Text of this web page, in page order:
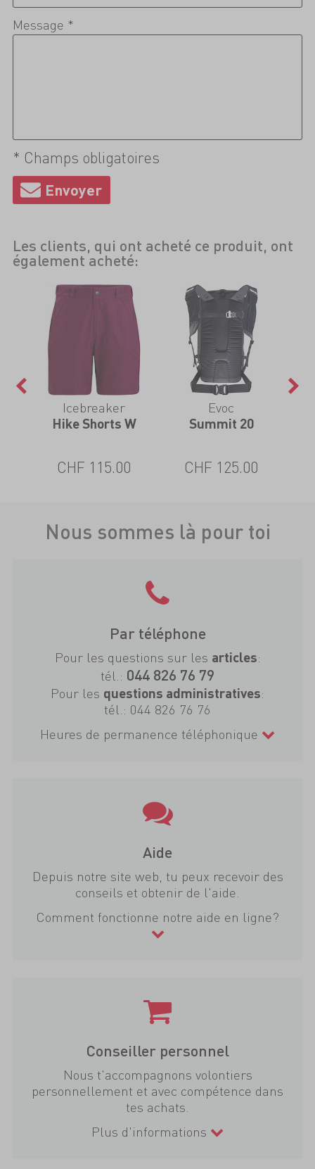
Message *
* Champs obligatoires
Les clients, qui ont acheté ce produit, ont
également acheté:
Icebreaker
Hike Shorts W
CHF 115.00
Evoc
Summit 20
CHF 125.00
Nous sommes là pour toi
Par téléphone
Pour les questions sur les articles:
tél.: 044 826 76 79
Pour les questions administratives:
tél.: 044 826 76 76
Heures de permanence téléphonique
Aide
Depuis notre site web, tu peux recevoir des
conseils et obtenir de l'aide.
Comment fonctionne notre aide en ligne?
Conseiller personnel
Nous t'accompagnons volontiers
personnellement et avec compétence dans
tes achats.
Plus d'informations